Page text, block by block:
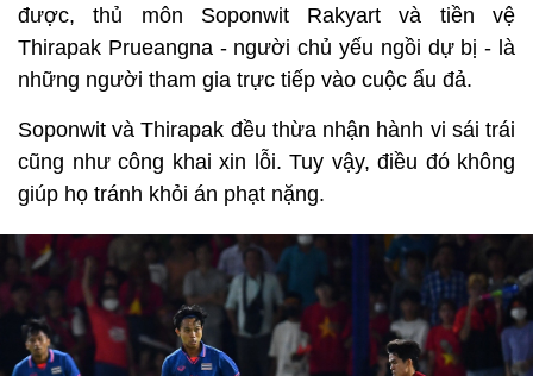
được, thủ môn Soponwit Rakyart và tiền vệ
Thirapak Prueangna - người chủ yếu ngồi dự bị - là
những người tham gia trực tiếp vào cuộc ẩu đả.
Soponwit và Thirapak đều thừa nhận hành vi sái trái
cũng như công khai xin lỗi. Tuy vậy, điều đó không
giúp họ tránh khỏi án phạt nặng.